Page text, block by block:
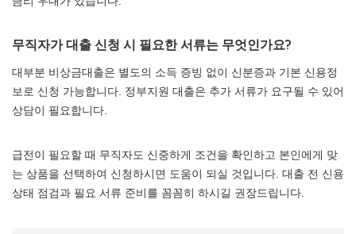
무직자가 대출 신청 시 필요한 서류는 무엇인가요?
대부분 비상금대출은 별도의 소득 증빙 없이 신분증과 기본 신용정
보로 신청 가능합니다. 정부지원 대출은 추가 서류가 요구될 수 있어
상담이 필요합니다.
급전이 필요할 때 무직자도 신중하게 조건을 확인하고 본인에게 맞
는 상품을 선택하여 신청하시면 도움이 되실 것입니다. 대출 전 신용
상태 점검과 필요 서류 준비를 꼼꼼히 하시길 권장드립니다.